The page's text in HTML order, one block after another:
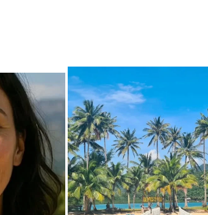
carpediem.travel.guide
Dez. 7